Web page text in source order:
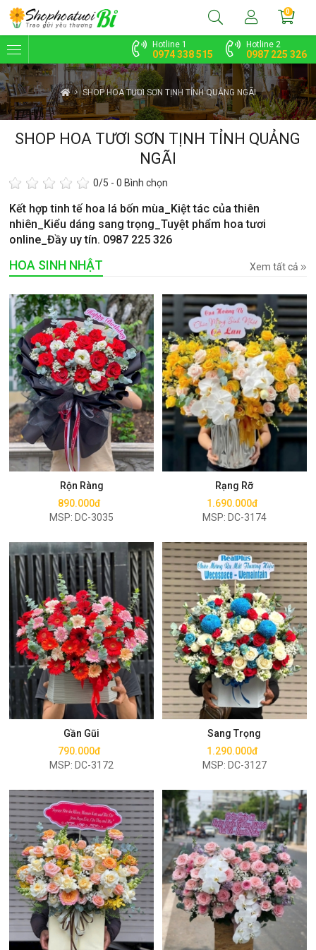
Hotline 1
0974 338 515
Hotline 2
0987 225 326
0
SHOP HOA TƯƠI SƠN TỊNH TỈNH QUẢNG NGÃI
SHOP HOA TƯƠI SƠN TỊNH TỈNH QUẢNG
NGÃI
0/5 -0 Bình chọn
Kết hợp tinh tế hoa lá bốn mùa_Kiệt tác của thiên
nhiên_Kiểu dáng sang trọng_Tuyệt phẩm hoa tươi
online_Đầy uy tín. 0987 225 326
HOA SINH NHẬT Xem tất cả
Rộn Ràng
890.000đ
MSP: DC-3035
Mua ngay
Rạng Rỡ
1.690.000đ
MSP: DC-3174
Mua ngay
Gần Gũi
790.000đ
MSP: DC-3172
Mua ngay
Sang Trọng
1.290.000đ
MSP: DC-3127
Mua ngay